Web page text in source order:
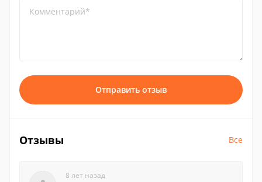
Комментарий*
Отправить отзыв
Отзывы Все
8 лет назад